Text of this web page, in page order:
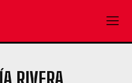
RIVERA